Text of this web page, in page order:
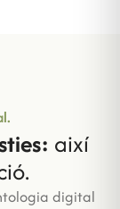
així
digital